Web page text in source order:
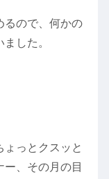
るので、何かの
した。
っとクスッと
、その月の目